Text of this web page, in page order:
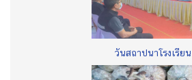
วันสถาปนาโรงเรียน